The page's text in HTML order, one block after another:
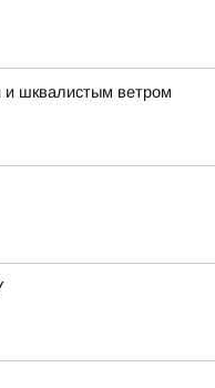
и шквалистым ветром